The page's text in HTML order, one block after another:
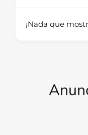
¡Nada que